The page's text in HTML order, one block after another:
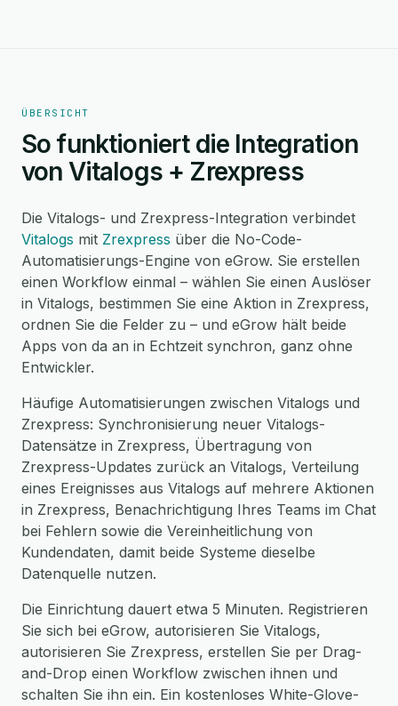
ÜBERSICHT
So funktioniert die Integration
von Vitalogs + Zrexpress
Die Vitalogs- und Zrexpress-Integration verbindet
Vitalogs mit Zrexpress über die No-Code-
Automatisierungs-Engine von eGrow. Sie erstellen
einen Workflow einmal – wählen Sie einen Auslöser
in Vitalogs, bestimmen Sie eine Aktion in Zrexpress,
ordnen Sie die Felder zu – und eGrow hält beide
Apps von da an in Echtzeit synchron, ganz ohne
Entwickler.
Häufige Automatisierungen zwischen Vitalogs und
Zrexpress: Synchronisierung neuer Vitalogs-
Datensätze in Zrexpress, Übertragung von
Zrexpress-Updates zurück an Vitalogs, Verteilung
eines Ereignisses aus Vitalogs auf mehrere Aktionen
in Zrexpress, Benachrichtigung Ihres Teams im Chat
bei Fehlern sowie die Vereinheitlichung von
Kundendaten, damit beide Systeme dieselbe
Datenquelle nutzen.
Die Einrichtung dauert etwa 5 Minuten. Registrieren
Sie sich bei eGrow, autorisieren Sie Vitalogs,
autorisieren Sie Zrexpress, erstellen Sie per Drag-
and-Drop einen Workflow zwischen ihnen und
schalten Sie ihn ein. Ein kostenloses White-Glove-